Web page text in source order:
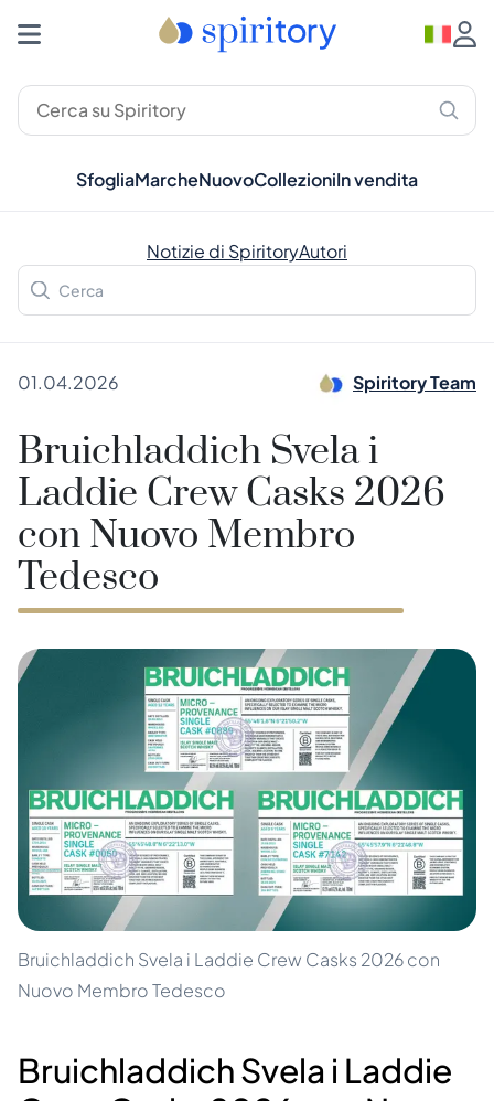
SfogliaMarcheNuovoCollezioniIn vendita
Notizie di SpiritoryAutori
01.04.2026 Spiritory Team
Bruichladdich Svela i
Laddie Crew Casks 2026
con Nuovo Membro
Tedesco
Bruichladdich Svela i Laddie Crew Casks 2026 con
Nuovo Membro Tedesco
Bruichladdich Svela i Laddie